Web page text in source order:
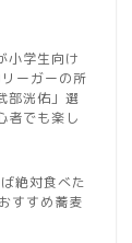
小学生向け
ーガーの所
部洸佑」選
者でも楽し
絶対食べた
すすめ蕎麦